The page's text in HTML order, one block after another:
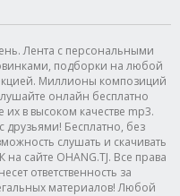
Лента с персональными
подборки на любой
Миллионы композиций
онлайн бесплатно
их в высоком качестве mp3.
друзьями! Бесплатно, без
слушать и скачивать
сайте OHANG.TJ. Все права
ответственность за
материалов! Любой